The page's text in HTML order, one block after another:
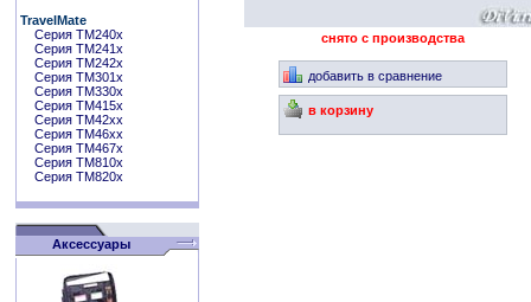
TravelMate
Серия TM240x
Серия TM241x
Серия TM242x
Серия TM301x
Серия TM330x
Серия TM415x
Серия TM42xx
Серия TM46xx
Серия TM467x
Серия TM810x
Серия TM820x
Аксессуары
снято с производства
добавить в сравнение
в корзину